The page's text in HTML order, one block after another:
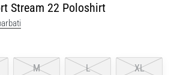
Stream 22 Poloshirt
M L XL